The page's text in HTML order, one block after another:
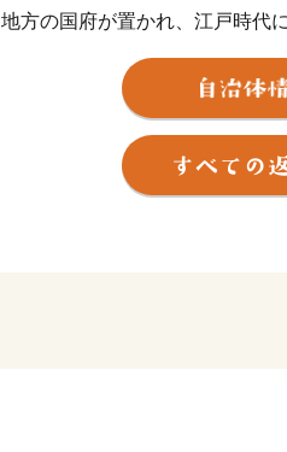
地方の国府が置かれ、江戸時代
くから歴史や文化が積み重ねら
ュビロ磐田」、及び「静岡ブル
あり、スポーツのまちとして全